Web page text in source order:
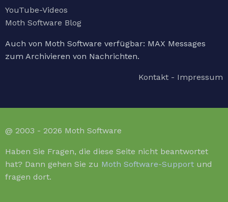
YouTube-Videos
Moth Software Blog
Auch von Moth Software verfügbar: MAX Messages
zum Archivieren von Nachrichten.
Kontakt - Impressum
@ 2003 - 2026 Moth Software
Haben Sie Fragen, die diese Seite nicht beantwortet
hat? Dann gehen Sie zu Moth Software-Support und
fragen dort.